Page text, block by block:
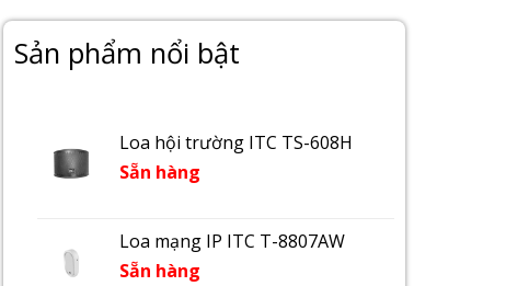
Sản phẩm nổi bật
Loa hội trường ITC TS-608H
Sẵn hàng
Loa mạng IP ITC T-8807AW
Sẵn hàng